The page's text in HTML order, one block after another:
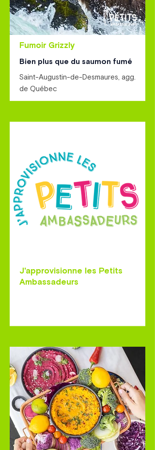
Fumoir Grizzly
Bien plus que du saumon fumé
Saint-Augustin-de-Desmaures, agg.
de Québec
J'approvisionne les Petits
Ambassadeurs